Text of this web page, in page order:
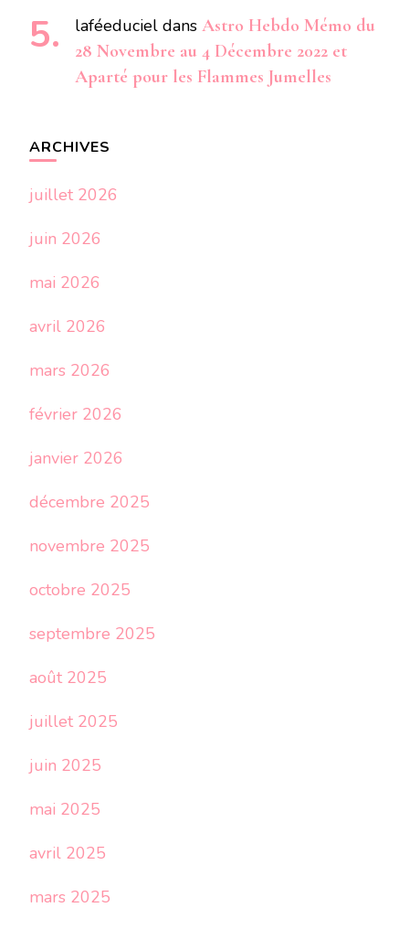
laféeduciel dans Astro Hebdo Mémo du
28 Novembre au 4 Décembre 2022 et
Aparté pour les Flammes Jumelles
ARCHIVES
juillet 2026
juin 2026
mai 2026
avril 2026
mars 2026
février 2026
janvier 2026
décembre 2025
novembre 2025
octobre 2025
septembre 2025
août 2025
juillet 2025
juin 2025
mai 2025
avril 2025
mars 2025